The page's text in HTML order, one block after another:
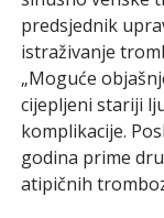
predsjednik
istraživanje
„Moguće
cijepljeni stariji
komplikacije.
godina prime
atipičnih